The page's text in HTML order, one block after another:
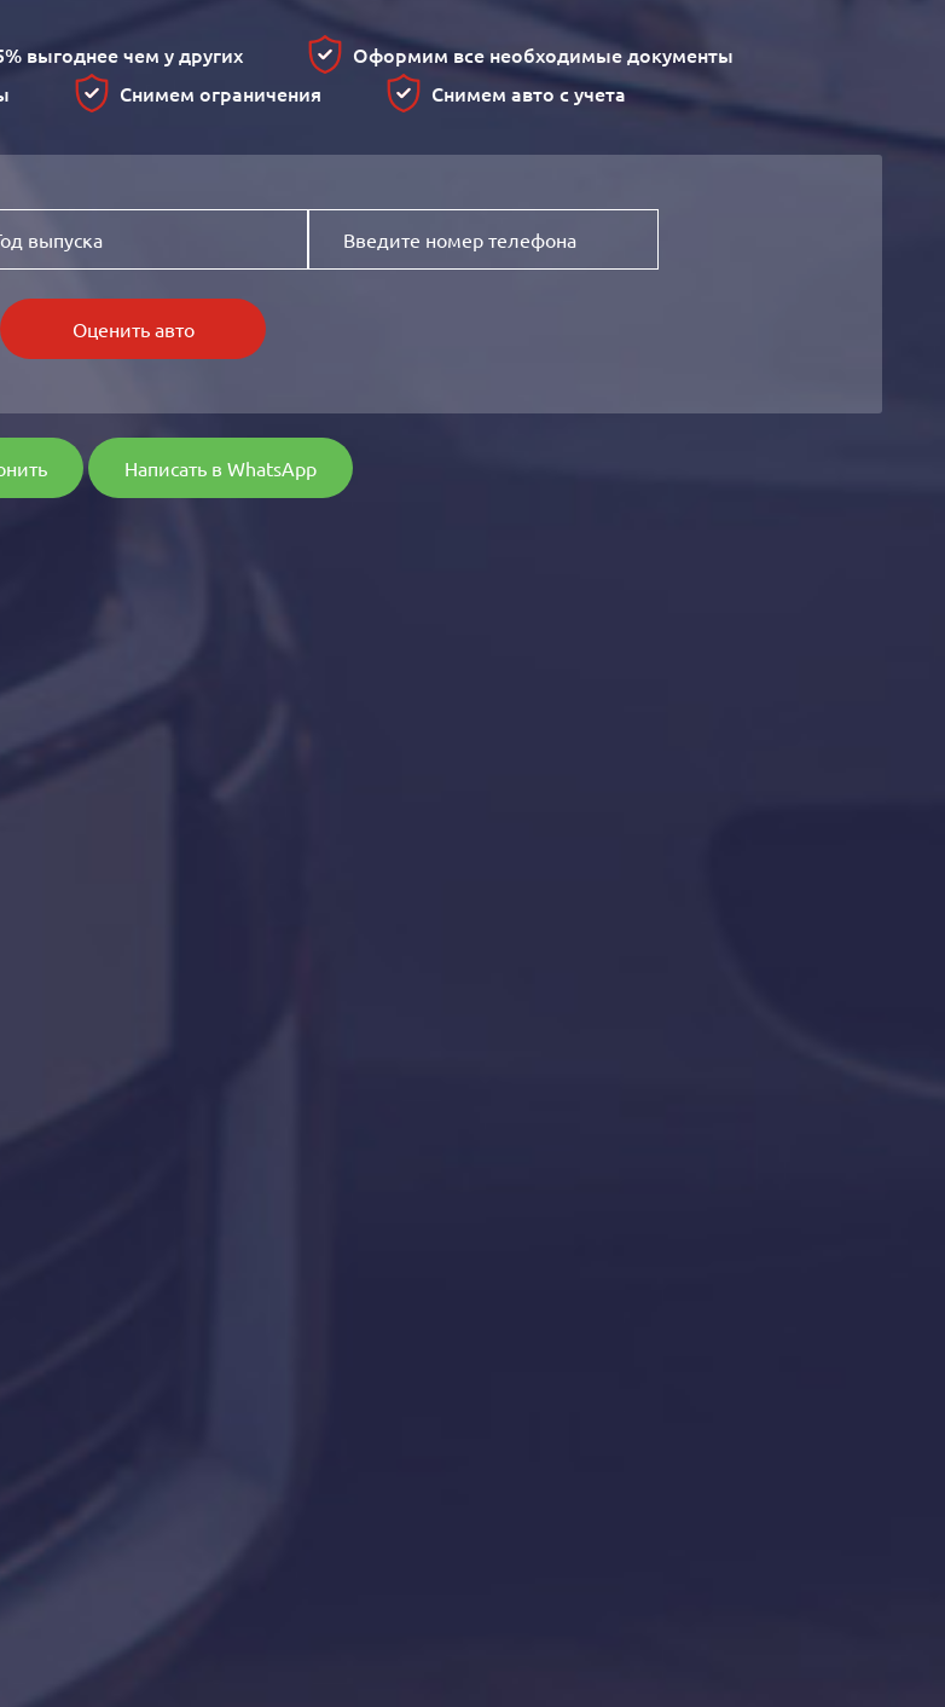
выгоднее чем у других
Оформим все необходимые документы
Снимем ограничения Снимем авто с учета
Оценить авто
Написать в WhatsApp